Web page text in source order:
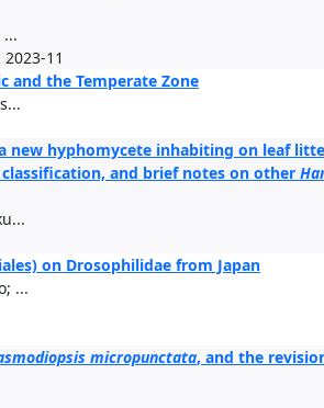
2023-11
and the Temperate Zone
new hyphomycete inhabiting on leaf
and brief notes on other
on Drosophilidae from Japan
...
micropunctata, and the